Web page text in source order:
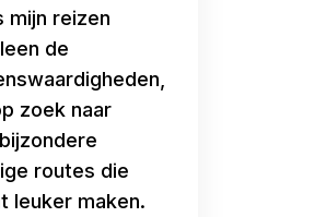
mijn reizen
de
zoek naar
routes die
leuker maken.